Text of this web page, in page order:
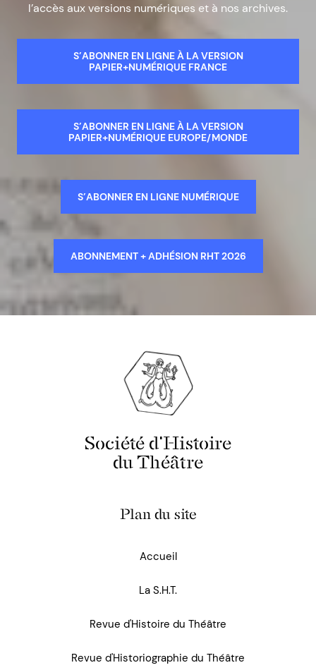
l’accès aux versions numériques et à nos archives.
S’ABONNER EN LIGNE À LA VERSION
PAPIER+NUMÉRIQUE FRANCE
S’ABONNER EN LIGNE À LA VERSION
PAPIER+NUMÉRIQUE EUROPE/MONDE
S’ABONNER EN LIGNE NUMÉRIQUE
ABONNEMENT + ADHÉSION RHT 2026
Société d'Histoire
du Théâtre
Plan du site
Accueil
La S.H.T.
Revue d'Histoire du Théâtre
Revue d'Historiographie du Théâtre